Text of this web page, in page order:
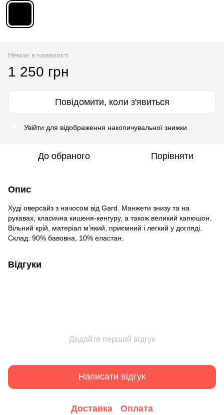
Немає в наявності
1 250 грн
Повідомити, коли з'явиться
Увійти для відображення накопичувальної знижки
До обраного Порівняти
Опис
Худі оверсайз з начосом від Gard. Манжети знизу та на
рукавах, класична кишеня-кенгуру, а також великий капюшон.
Вільний крій, матеріал м’який, приємний і легкий у догляді.
Склад: 90% бавовна, 10% еластан.
Відгуки
Додайте перший відгук
Написати відгук
Доставка Оплата